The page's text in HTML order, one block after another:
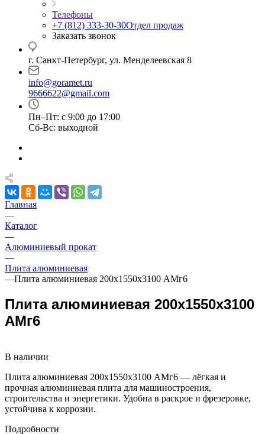
Телефоны
+7 (812) 333-30-30Отдел продаж
Заказать звонок
г. Санкт-Петербург, ул. Менделеевская 8
info@goramet.ru
9666622@gmail.com
Пн–Пт: с 9:00 до 17:00
Сб-Вс: выходной
Главная
—
Каталог
—
Алюминиевый прокат
—
Плита алюминиевая
—Плита алюминиевая 200х1550х3100 АМг6
Плита алюминиевая 200х1550х3100
АМг6
В наличии
Плита алюминиевая 200х1550х3100 АМг6 — лёгкая и
прочная алюминиевая плита для машиностроения,
строительства и энергетики. Удобна в раскрое и фрезеровке,
устойчива к коррозии.
Подробности